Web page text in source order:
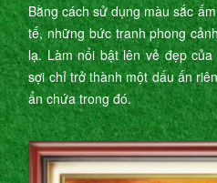
Bằng cách sử dụng màu sắc
tế, những bức tranh phong
lạ. Làm nổi bật lên vẻ đẹp
sợi chỉ trở thành một dấu ấn
ẩn chứa trong đó.